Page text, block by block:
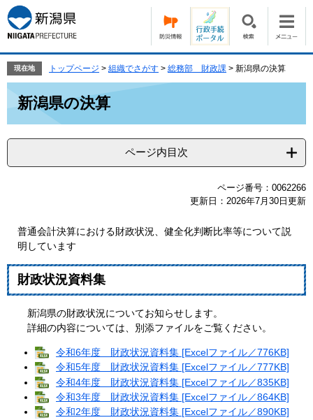
ー
ジ
の
頭
す。
ニ
ュ
ー
飛
て
本
へ
現在地 トップページ > 組織でさがす > 総務部 財政課 > 新潟県の決算
新潟県の決算
ページ内目次
ページ番号：0062266
更新日：2026年7月30日更新
普通会計決算における財政状況、健全化判断比率等について説
明しています
財政状況資料集
新潟県の財政状況についてお知らせします。
詳細の内容については、別添ファイルをご覧ください。
令和6年度 財政状況資料集 [Excelファイル／776KB]
令和5年度 財政状況資料集 [Excelファイル／777KB]
令和4年度 財政状況資料集 [Excelファイル／835KB]
令和3年度 財政状況資料集 [Excelファイル／864KB]
令和2年度 財政状況資料集 [Excelファイル／890KB]